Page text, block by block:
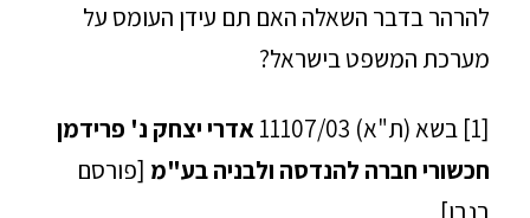
להרהר בדבר השאלה האם תם עידן העומס על
מערכת המשפט בישראל?
[1] בשא (ת"א) 11107/03
אדרי יצחק נ' פרידמן
חכשורי חברה להנדסה ולבניה בע"מ [פורסם
בנבו]